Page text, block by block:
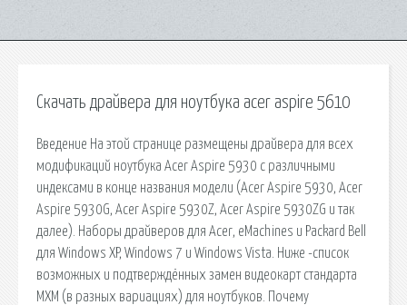
Скачать драйвера для ноутбука acer aspire 5610
Введение На этой странице размещены драйвера для всех
модификаций ноутбука Acer Aspire 5930 с различными
индексами в конце названия модели (Acer Aspire 5930, Acer
Aspire 5930G, Acer Aspire 5930Z, Acer Aspire 5930ZG и так
далее). Наборы драйверов для Acer, eMachines и Packard Bell
для Windows XP, Windows 7 и Windows Vista. Ниже -список
возможных и подтверждённых замен видеокарт стандарта
MXM (в разных вариациях) для ноутбуков. Почему